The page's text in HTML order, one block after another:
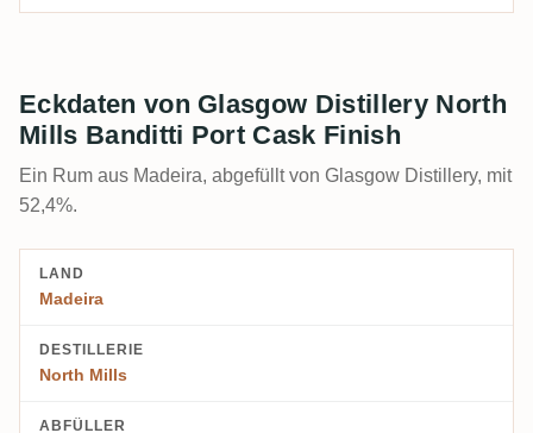
Eckdaten von Glasgow Distillery North
Mills Banditti Port Cask Finish
Ein Rum aus Madeira, abgefüllt von Glasgow Distillery, mit
52,4%.
LAND
Madeira
DESTILLERIE
North Mills
ABFÜLLER